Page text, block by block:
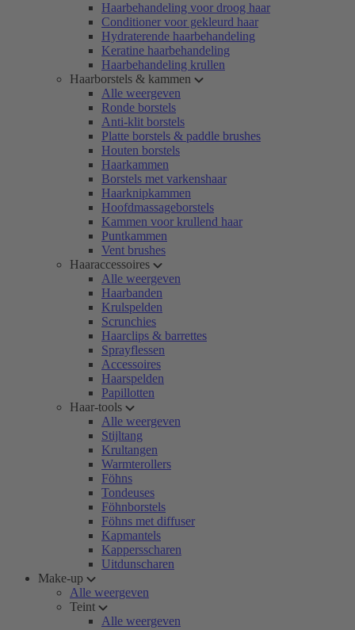
Haarbehandeling voor droog haar
Conditioner voor gekleurd haar
Hydraterende haarbehandeling
Keratine haarbehandeling
Haarbehandeling krullen
Haarborstels & kammen
Alle weergeven
Ronde borstels
Anti-klit borstels
Platte borstels & paddle brushes
Houten borstels
Haarkammen
Borstels met varkenshaar
Haarknipkammen
Hoofdmassageborstels
Kammen voor krullend haar
Puntkammen
Vent brushes
Haaraccessoires
Alle weergeven
Haarbanden
Krulspelden
Scrunchies
Haarclips & barrettes
Sprayflessen
Accessoires
Haarspelden
Papillotten
Haar-tools
Alle weergeven
Stijltang
Krultangen
Warmterollers
Föhns
Tondeuses
Föhnborstels
Föhns met diffuser
Kapmantels
Kappersscharen
Uitdunscharen
Make-up
Alle weergeven
Teint
Alle weergeven